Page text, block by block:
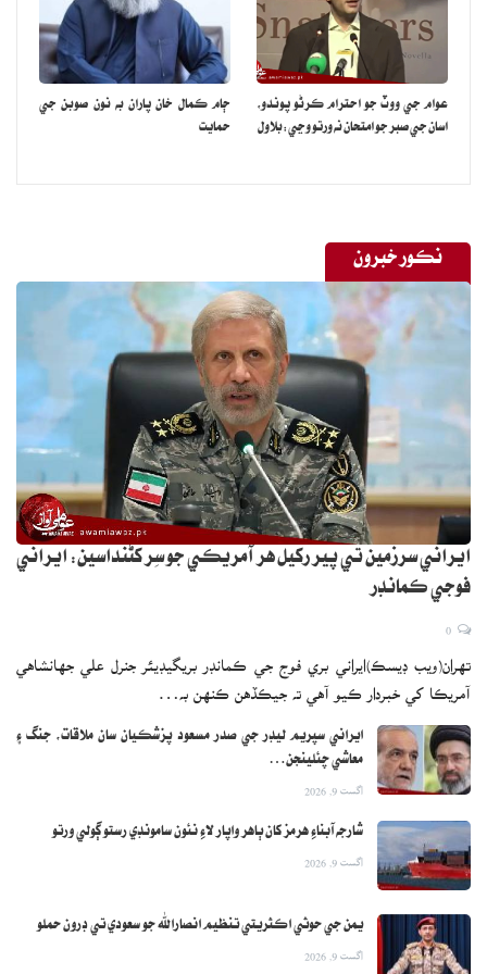
آفيشل سيڪريٽ ايڪٽ عدالت ۾ پيش ڪيو ويو. ان ڪيمره ٻڌڻي کان پوءِ
عدالت شاهه محمود قريشي کي وڌيڪ 2 ڏينهن جي لاءِ جسماني ريمانڊ تي
ايف آءِ اي جي حوالي ڪري ڇڏيو. نيب طرفان اسپيشل پراسيڪيوٽر ذوالفقار
نقوي عدالت ۾ پيش ٿيو جڏهن ته شاهه محمود جي طرفان بابر اعواڻ ۽
شاهه محمود قريشي جو وڌيڪ جسماني ريمانڊ گهريو جنهن تي جوابدار جي
مختلف اعليٰ عدليه جي فيصلن جو حوالو ڏيندي چيو ته شاهه محمود جو
سائفر ڪيس سان ڪوبه تعلق نه آهي. عدالت شاهه محمود جو ٻن ڏينهن جو
جسماني ريمانڊ منظور ڪري ورتو.
عوام جي ووٽ جو احترام ڪرڻو پوندو،
اسان جي صبر جو امتحان نه ورتو وڃي:بلاول
ڄام ڪمال خان پاران به نون صوبن جي
حمايت
نڪور خبرون
ايراني سرزمين تي پير رکيل هر آمريڪي جو سِر کڻنداسين: ايراني
فوجي ڪمانڊر
تهران(ويب ڊيسڪ)ايراني بري فوج جي ڪمانڊر بريگيڊيئر جنرل علي جهانشاهي
آمريڪا کي خبردار ڪيو آهي ته جيڪڏهن ڪنهن به…
ايراني سپريم ليڊر جي صدر مسعود پزشڪيان سان ملاقات، جنگ ۽
معاشي چئلينجن…
اگست 9, 2026
شارجه آبناءِ هرمز کان ٻاهر واپار لاءِ نئون سامونڊي رستو ڳولي ورتو
اگست 9, 2026
يمن جي حوثي اڪثريتي تنظيم انصارالله جو سعودي تي ڊرون حملو
اگست 9, 2026